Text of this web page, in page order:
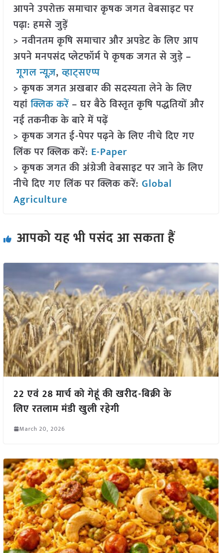
आपने उपरोक्त समाचार कृषक जगत वेबसाइट पर
पढ़ा: हमसे जुड़ें
> नवीनतम कृषि समाचार और अपडेट के लिए आप
अपने मनपसंद प्लेटफॉर्म पे कृषक जगत से जुड़े –
गूगल न्यूज़,व्हाट्सएप्प
> कृषक जगत अखबार की सदस्यता लेने के लिए
यहांक्लिक करें– घर बैठे विस्तृत कृषि पद्धतियों और
नई तकनीक के बारे में पढ़ें
> कृषक जगत ई-पेपर पढ़ने के लिए नीचे दिए गए
लिंक पर क्लिक करें: E-Paper
> कृषक जगत की अंग्रेजी वेबसाइट पर जाने के लिए
नीचे दिए गए लिंक पर क्लिक करें: Global
Agriculture
आपको यह भी पसंद आ सकता हैं
22 एवं 28 मार्च को गेहूं की खरीद-बिक्री के
लिए रतलाम मंडी खुली रहेगी
March 20, 2026